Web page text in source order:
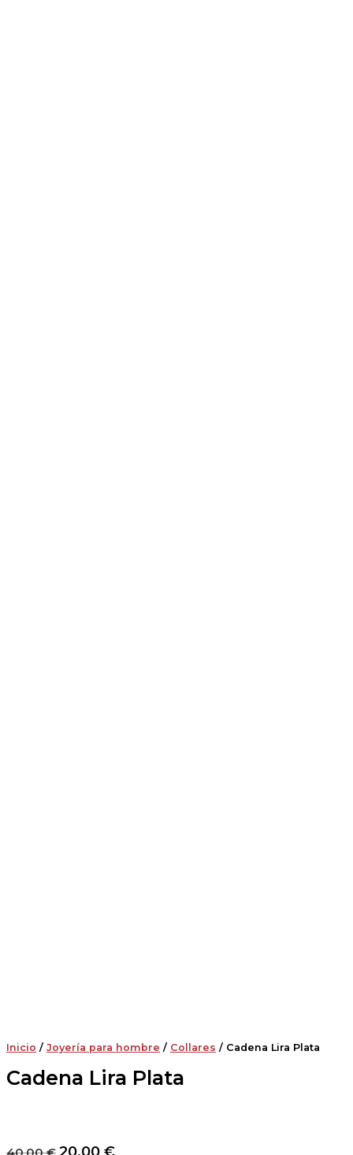
Inicio / Joyería para hombre / Collares / Cadena Lira Plata
Cadena Lira Plata